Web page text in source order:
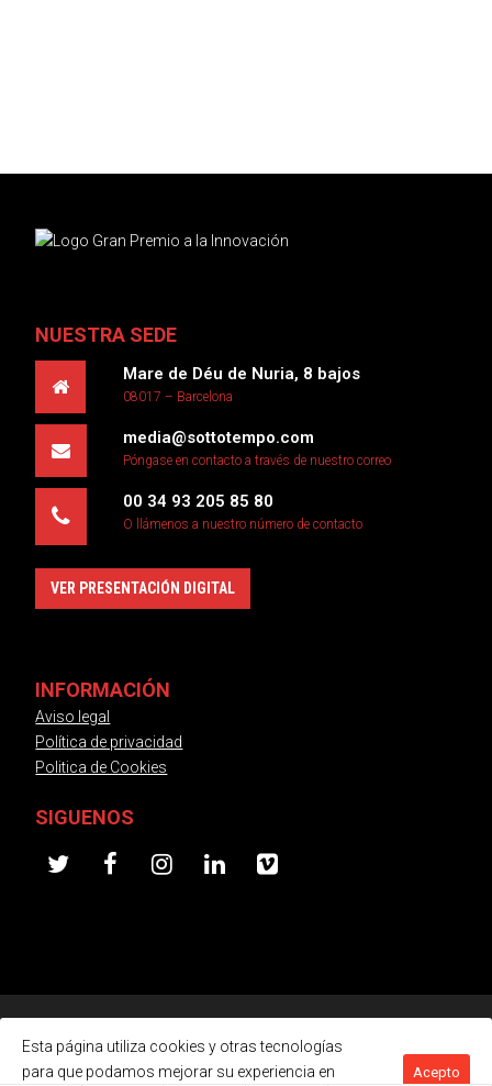
NUESTRA SEDE
Mare de Déu de Nuria, 8 bajos
08017 – Barcelona
media@sottotempo.com
Póngase en contacto a través de nuestro correo
00 34 93 205 85 80
O llámenos a nuestro número de contacto
VER PRESENTACIÓN DIGITAL
INFORMACIÓN
Aviso legal
Política de privacidad
Politica de Cookies
SIGUENOS
twitterfacebookinstagram
linkedinvimeo
Esta página utiliza cookies y otras tecnologías
para que podamos mejorar su experiencia en
Acepto